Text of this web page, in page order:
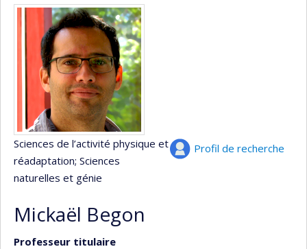
Profil de recherche
Sciences de l’activité physique et
réadaptation; Sciences
naturelles et génie
Mickaël Begon
Professeur titulaire